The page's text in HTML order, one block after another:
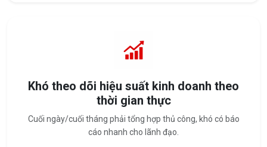
Khó theo dõi hiệu suất kinh doanh theo
thời gian thực
Cuối ngày/cuối tháng phải tổng hợp thủ công, khó có báo
cáo nhanh cho lãnh đạo.